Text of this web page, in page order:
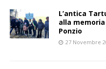
L’antica
alla
Ponzio
27 Novembre